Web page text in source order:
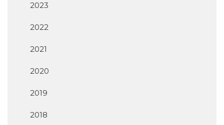
2023
2022
2021
2020
2019
2018